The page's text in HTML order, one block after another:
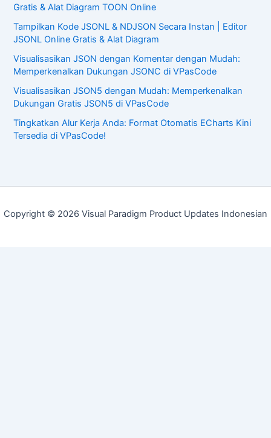
Gratis & Alat Diagram TOON Online
Tampilkan Kode JSONL & NDJSON Secara Instan | Editor
JSONL Online Gratis & Alat Diagram
Visualisasikan JSON dengan Komentar dengan Mudah:
Memperkenalkan Dukungan JSONC di VPasCode
Visualisasikan JSON5 dengan Mudah: Memperkenalkan
Dukungan Gratis JSON5 di VPasCode
Tingkatkan Alur Kerja Anda: Format Otomatis ECharts Kini
Tersedia di VPasCode!
Copyright © 2026 Visual Paradigm Product Updates Indonesian